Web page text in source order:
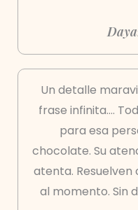
Un detalle
frase infinita….
para esa
chocolate. Su
atenta. Resuelven
al momento. Sin